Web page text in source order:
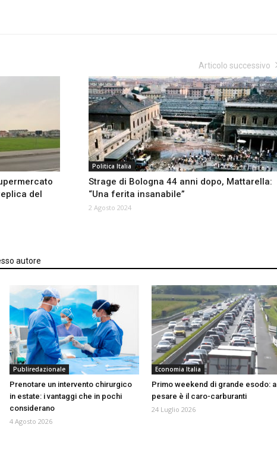
del
Articolo successivo
Politica Italia
Strage di Bologna 44 anni dopo, Mattarella:
“Una ferita insanabile”
2 Agosto 2024
autore
Publiredazionale
Prenotare un intervento chirurgico
in estate: i vantaggi che in pochi
considerano
4 Agosto 2026
Economia Italia
Primo weekend di grande esodo: a
pesare è il caro-carburanti
24 Luglio 2026